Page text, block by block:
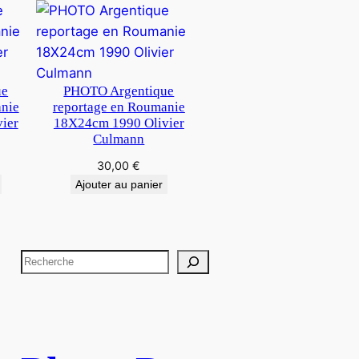
PHOTO Argentique
reportage en Roumanie
18X24cm 1990 Olivier
Culmann
30,00€
Ajouter au panier
R